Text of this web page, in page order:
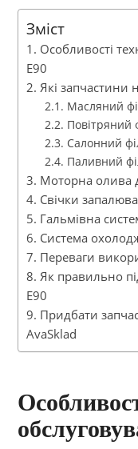
Зміст
Особливості
E90
Які запчастини
Масляний
Повітряний
Салонний
Паливний
Моторна олива
Свічки
Гальмівна
Система
Переваги
Як правильно
E90
Придбати
AvaSklad